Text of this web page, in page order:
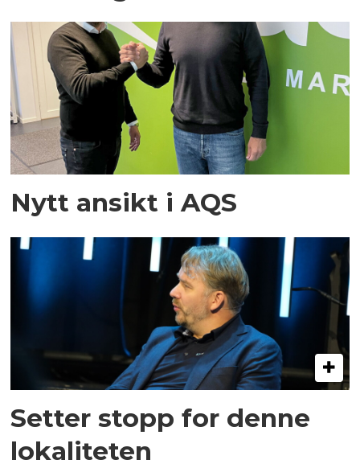
Nytt ansikt i AQS
Setter stopp for denne
lokaliteten